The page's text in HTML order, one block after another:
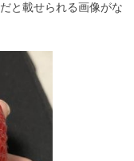
と載せられる画像がな